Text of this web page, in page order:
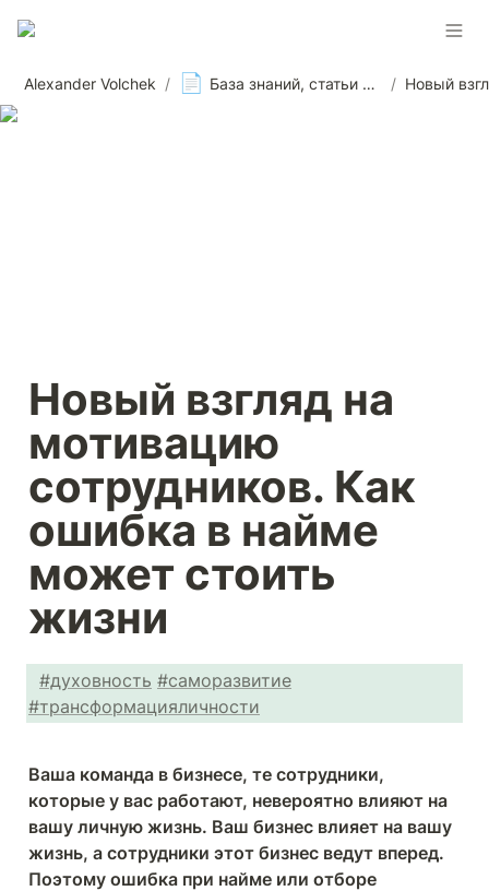
Alexander Volchek / 📄 База знаний, статьи и материалы, новости /
Новый взгляд на
мотивацию
сотрудников. Как
ошибка в найме
может стоить
жизни
#духовность #саморазвитие
#трансформацияличности
Ваша команда в бизнесе, те сотрудники,
которые у вас работают, невероятно влияют на
вашу личную жизнь. Ваш бизнес влияет на вашу
жизнь, а сотрудники этот бизнес ведут вперед.
Поэтому ошибка при найме или отборе